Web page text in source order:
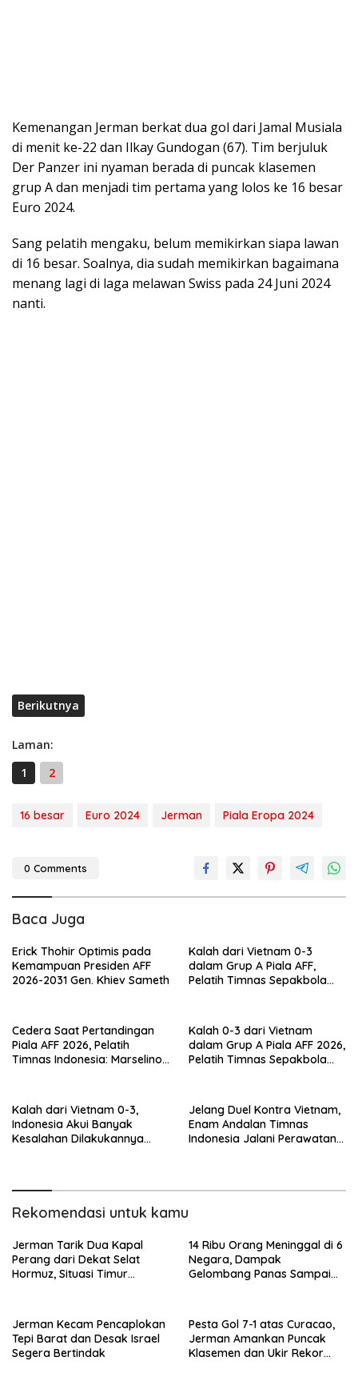
Kemenangan Jerman berkat dua gol dari Jamal Musiala
di menit ke-22 dan Ilkay Gundogan (67). Tim berjuluk
Der Panzer ini nyaman berada di puncak klasemen
grup A dan menjadi tim pertama yang lolos ke 16 besar
Euro 2024.
Sang pelatih mengaku, belum memikirkan siapa lawan
di 16 besar. Soalnya, dia sudah memikirkan bagaimana
menang lagi di laga melawan Swiss pada 24 Juni 2024
nanti.
Berikutnya
Laman:
1
2
16 besar Euro 2024 Jerman Piala Eropa 2024
0 Comments
Baca Juga
Erick Thohir Optimis pada
Kemampuan Presiden AFF
2026-2031 Gen. Khiev Sameth
Kalah dari Vietnam 0-3
dalam Grup A Piala AFF,
Pelatih Timnas Sepakbola
Cedera Saat Pertandingan
Piala AFF 2026, Pelatih
Timnas Indonesia: Marselino
Kalah 0-3 dari Vietnam
dalam Grup A Piala AFF 2026,
Pelatih Timnas Sepakbola
Diperbaiki
Kalah dari Vietnam 0-3,
Indonesia Akui Banyak
Kesalahan Dilakukannya
Jelang Duel Kontra Vietnam,
Enam Andalan Timnas
Indonesia Jalani Perawatan
Rekomendasi untuk kamu
Jerman Tarik Dua Kapal
Perang dari Dekat Selat
Hormuz, Situasi Timur
14 Ribu Orang Meninggal di 6
Negara, Dampak
Gelombang Panas Sampai
Jerman Kecam Pencaplokan
Tepi Barat dan Desak Israel
Segera Bertindak
Pesta Gol 7-1 atas Curacao,
Jerman Amankan Puncak
Klasemen dan Ukir Rekor